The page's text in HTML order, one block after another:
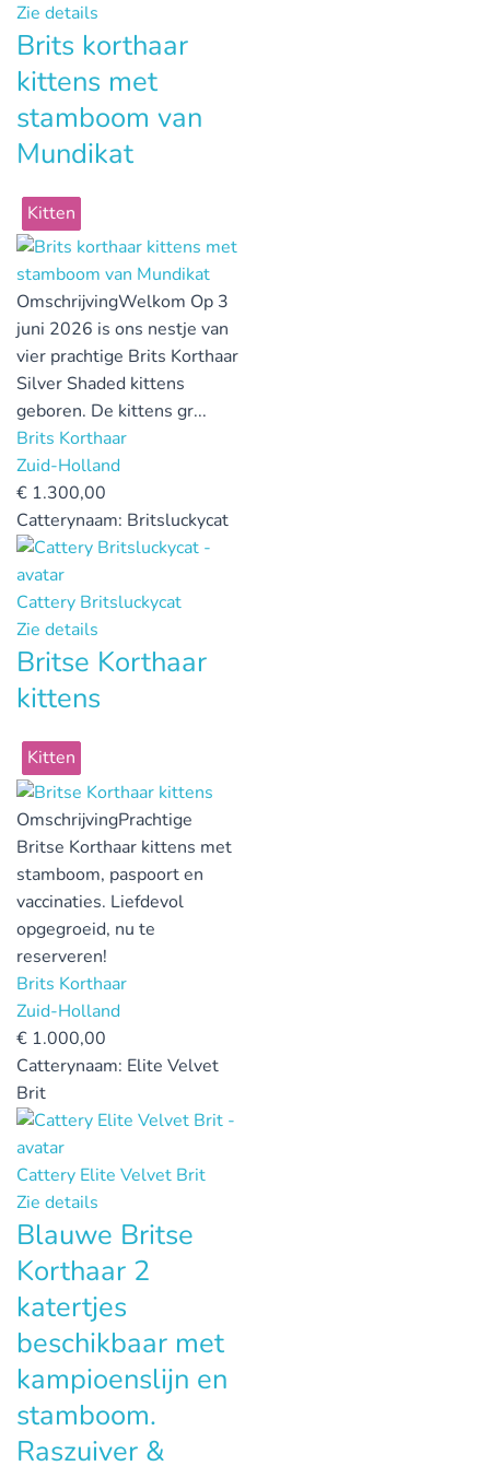
Zie details
Brits korthaar
kittens met
stamboom van
Mundikat
Kitten
OmschrijvingWelkom Op 3
juni 2026 is ons nestje van
vier prachtige Brits Korthaar
Silver Shaded kittens
geboren. De kittens gr...
Brits Korthaar
Zuid-Holland
€ 1.300,00
Catterynaam: Britsluckycat
Cattery Britsluckycat
Zie details
Britse Korthaar
kittens
Kitten
OmschrijvingPrachtige
Britse Korthaar kittens met
stamboom, paspoort en
vaccinaties. Liefdevol
opgegroeid, nu te
reserveren!
Brits Korthaar
Zuid-Holland
€ 1.000,00
Catterynaam: Elite Velvet
Brit
Cattery Elite Velvet Brit
Zie details
Blauwe Britse
Korthaar 2
katertjes
beschikbaar met
kampioenslijn en
stamboom.
Raszuiver &